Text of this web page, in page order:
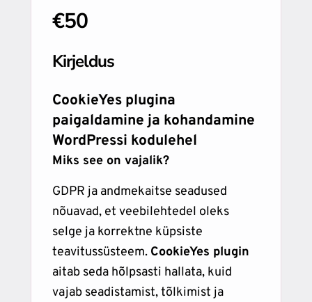
€50
Kirjeldus
CookieYes plugina
paigaldamine ja kohandamine
WordPressi kodulehel
Miks see on vajalik?
GDPR ja andmekaitse seadused
nõuavad, et veebilehtedel oleks
selge ja korrektne küpsiste
teavitussüsteem. CookieYes plugin
aitab seda hõlpsasti hallata, kuid
vajab seadistamist, tõlkimist ja